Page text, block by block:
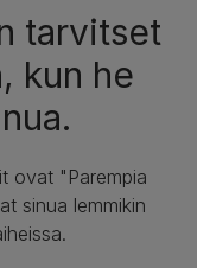
tarvitset
kun he
ovat "Parempia
sinua lemmikin